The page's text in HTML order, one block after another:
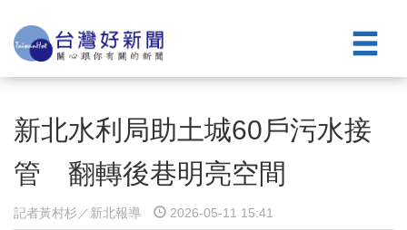
新北水利局助土城60戶污水接
管 翻轉後巷明亮空間
記者黃村杉／新北報導 2026-05-11 15:41